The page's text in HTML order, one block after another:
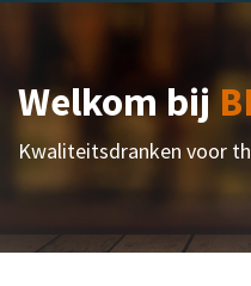
Welkom bij
Kwaliteitsdranken voor